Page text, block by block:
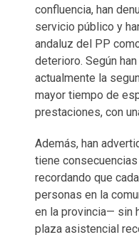
confluencia, han
servicio público y
andaluz del PP
deterioro. Según
actualmente la
mayor tiempo de
prestaciones, con
Además, han
tiene
recordando que
personas en la
en la provincia— sin
plaza asistencial